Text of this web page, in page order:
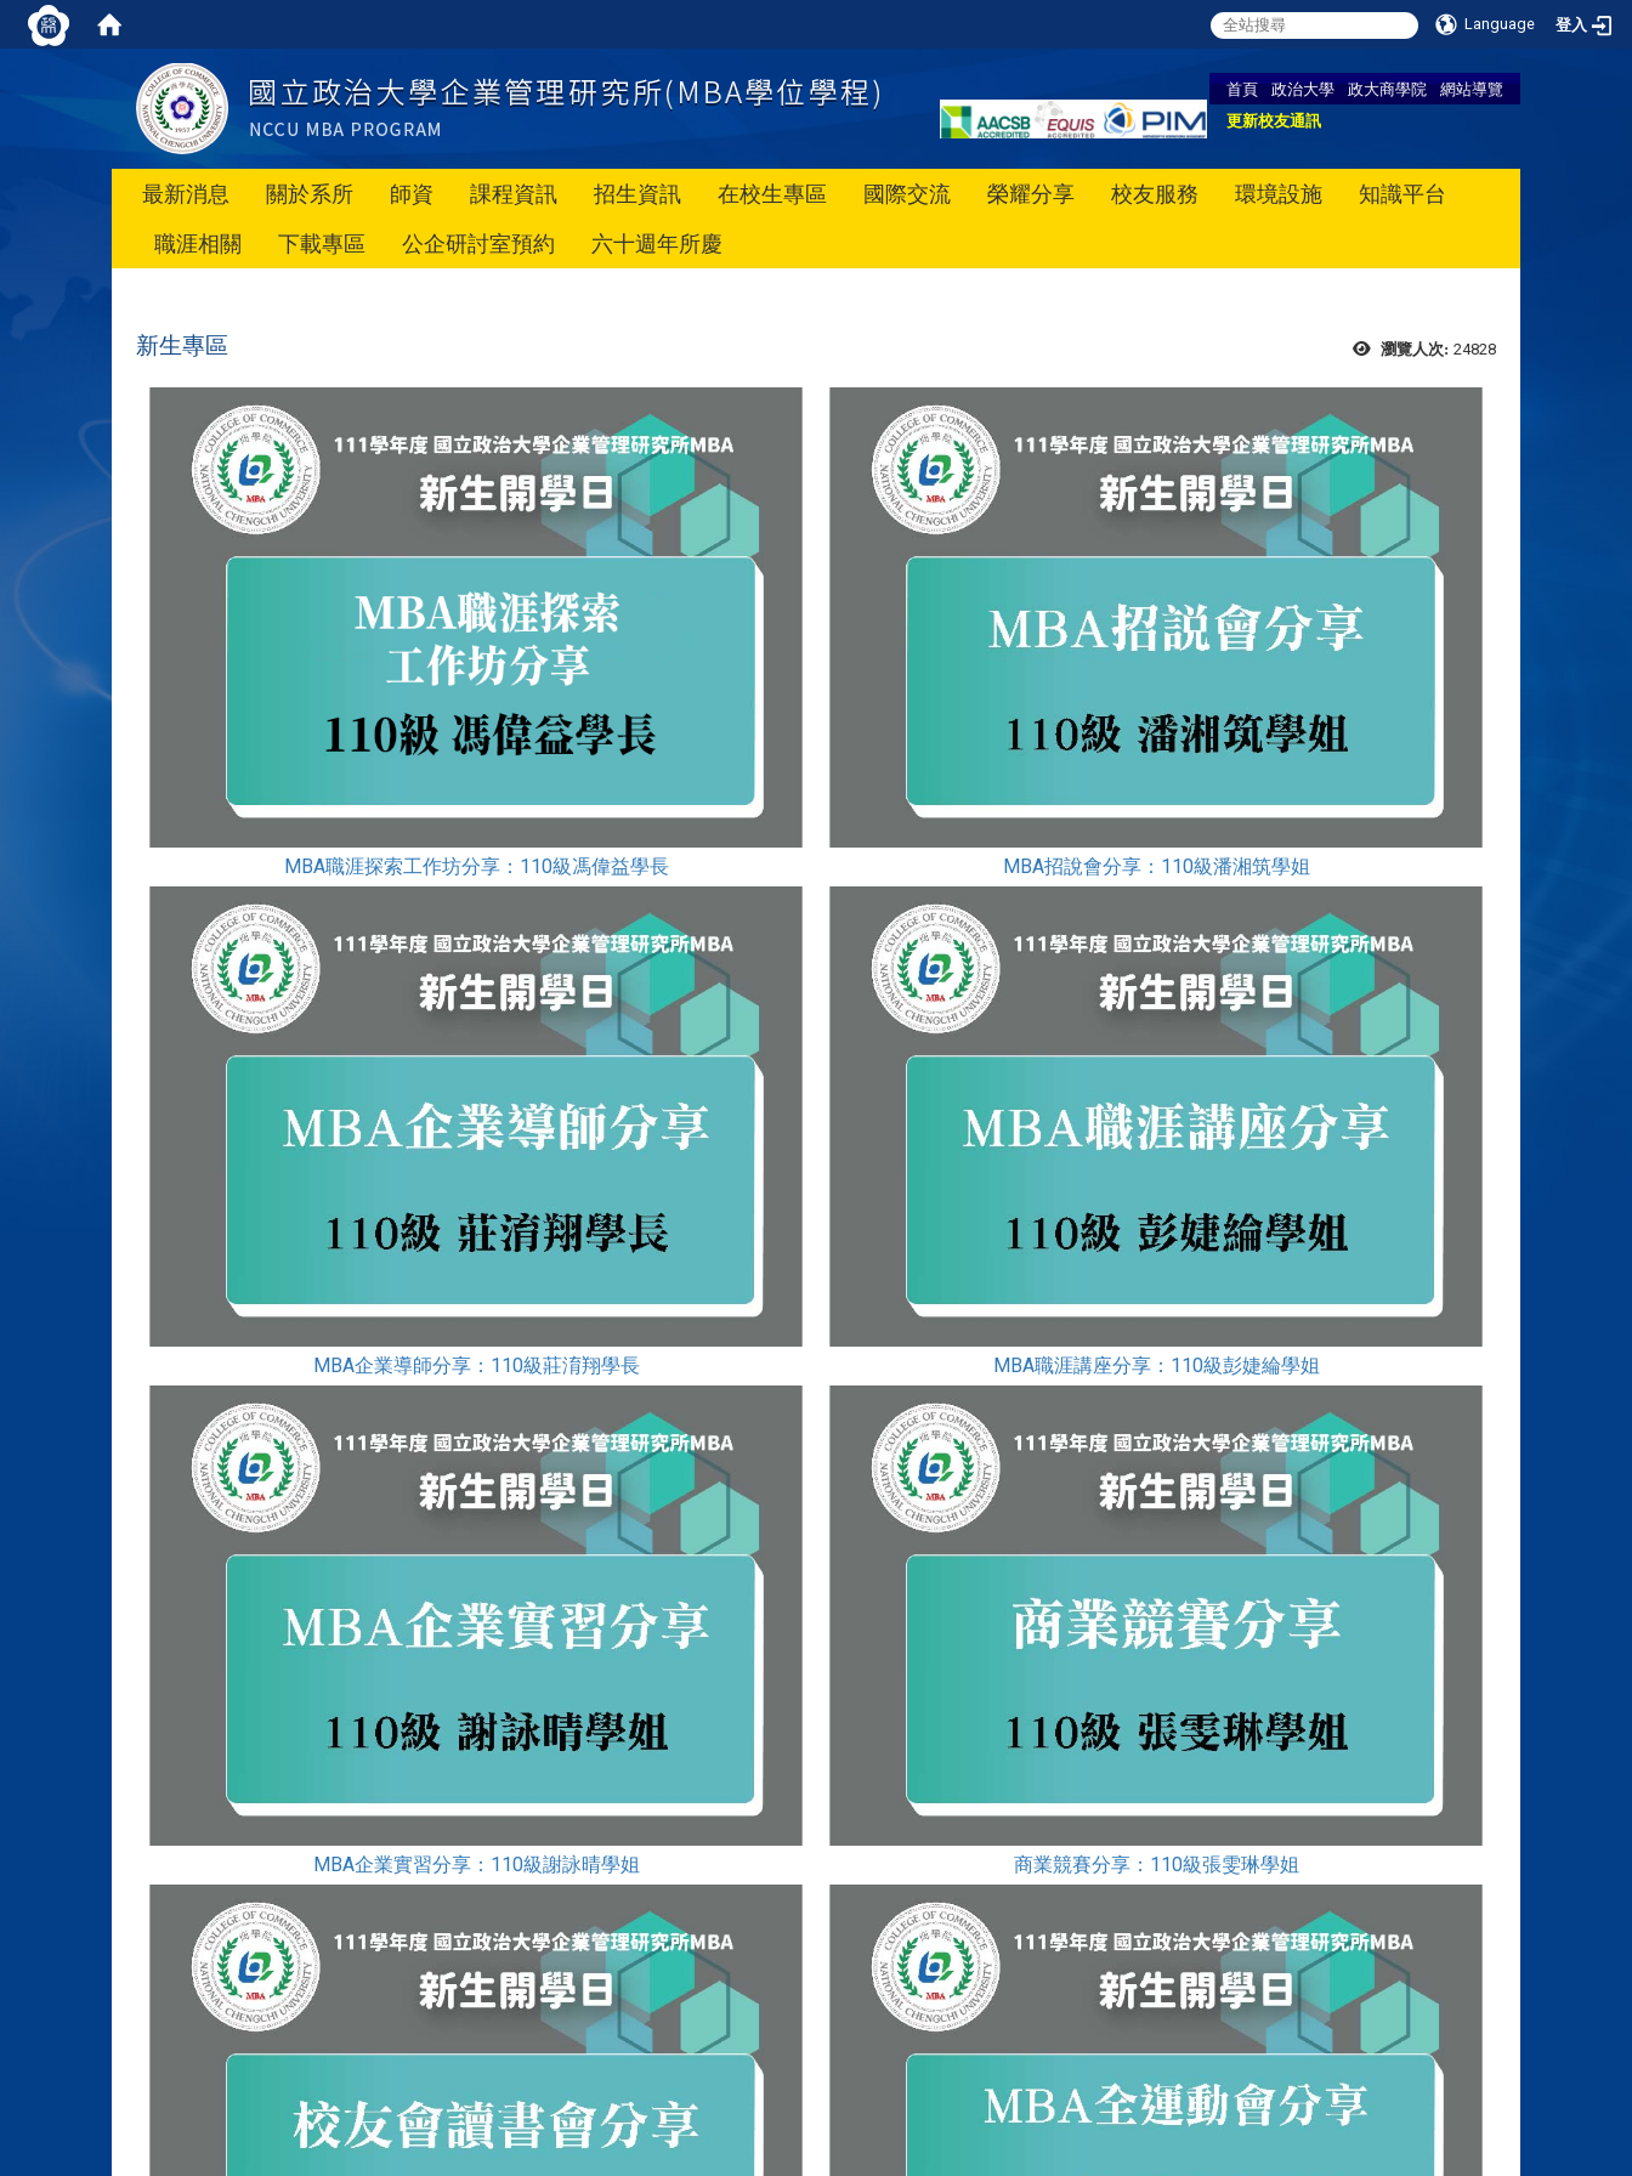
Language 登入
首頁 政治大學 政大商學院
網站導覽
更新校友通訊
最新消息 關於系所 師資 課程資訊 招生資訊 在校生專區 國際交流 榮耀分享 校友服務 環境設施
知識平台
職涯相關
下載專區 公企研討室預約 六十週年所慶
瀏覽人次: 24828
新生專區
MBA職涯探索工作坊分享：110級馮偉益學長 MBA招說會分享：110級潘湘筑學姐
MBA企業導師分享：110級莊淯翔學長 MBA職涯講座分享：110級彭婕綸學姐
MBA企業實習分享：110級謝詠晴學姐 商業競賽分享：110級張雯琳學姐